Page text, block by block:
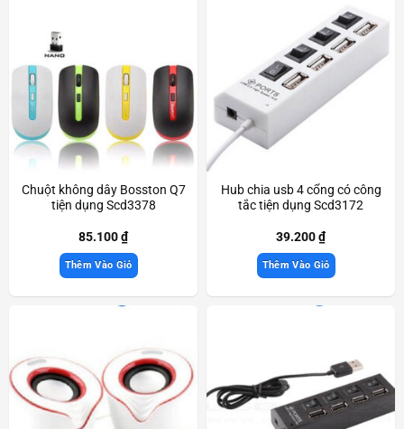
Chuột không dây Bosston Q7
tiện dụng Scd3378
85.100₫
Thêm Vào Giỏ
Hub chia usb 4 cổng có công
tắc tiện dụng Scd3172
39.200₫
Thêm Vào Giỏ